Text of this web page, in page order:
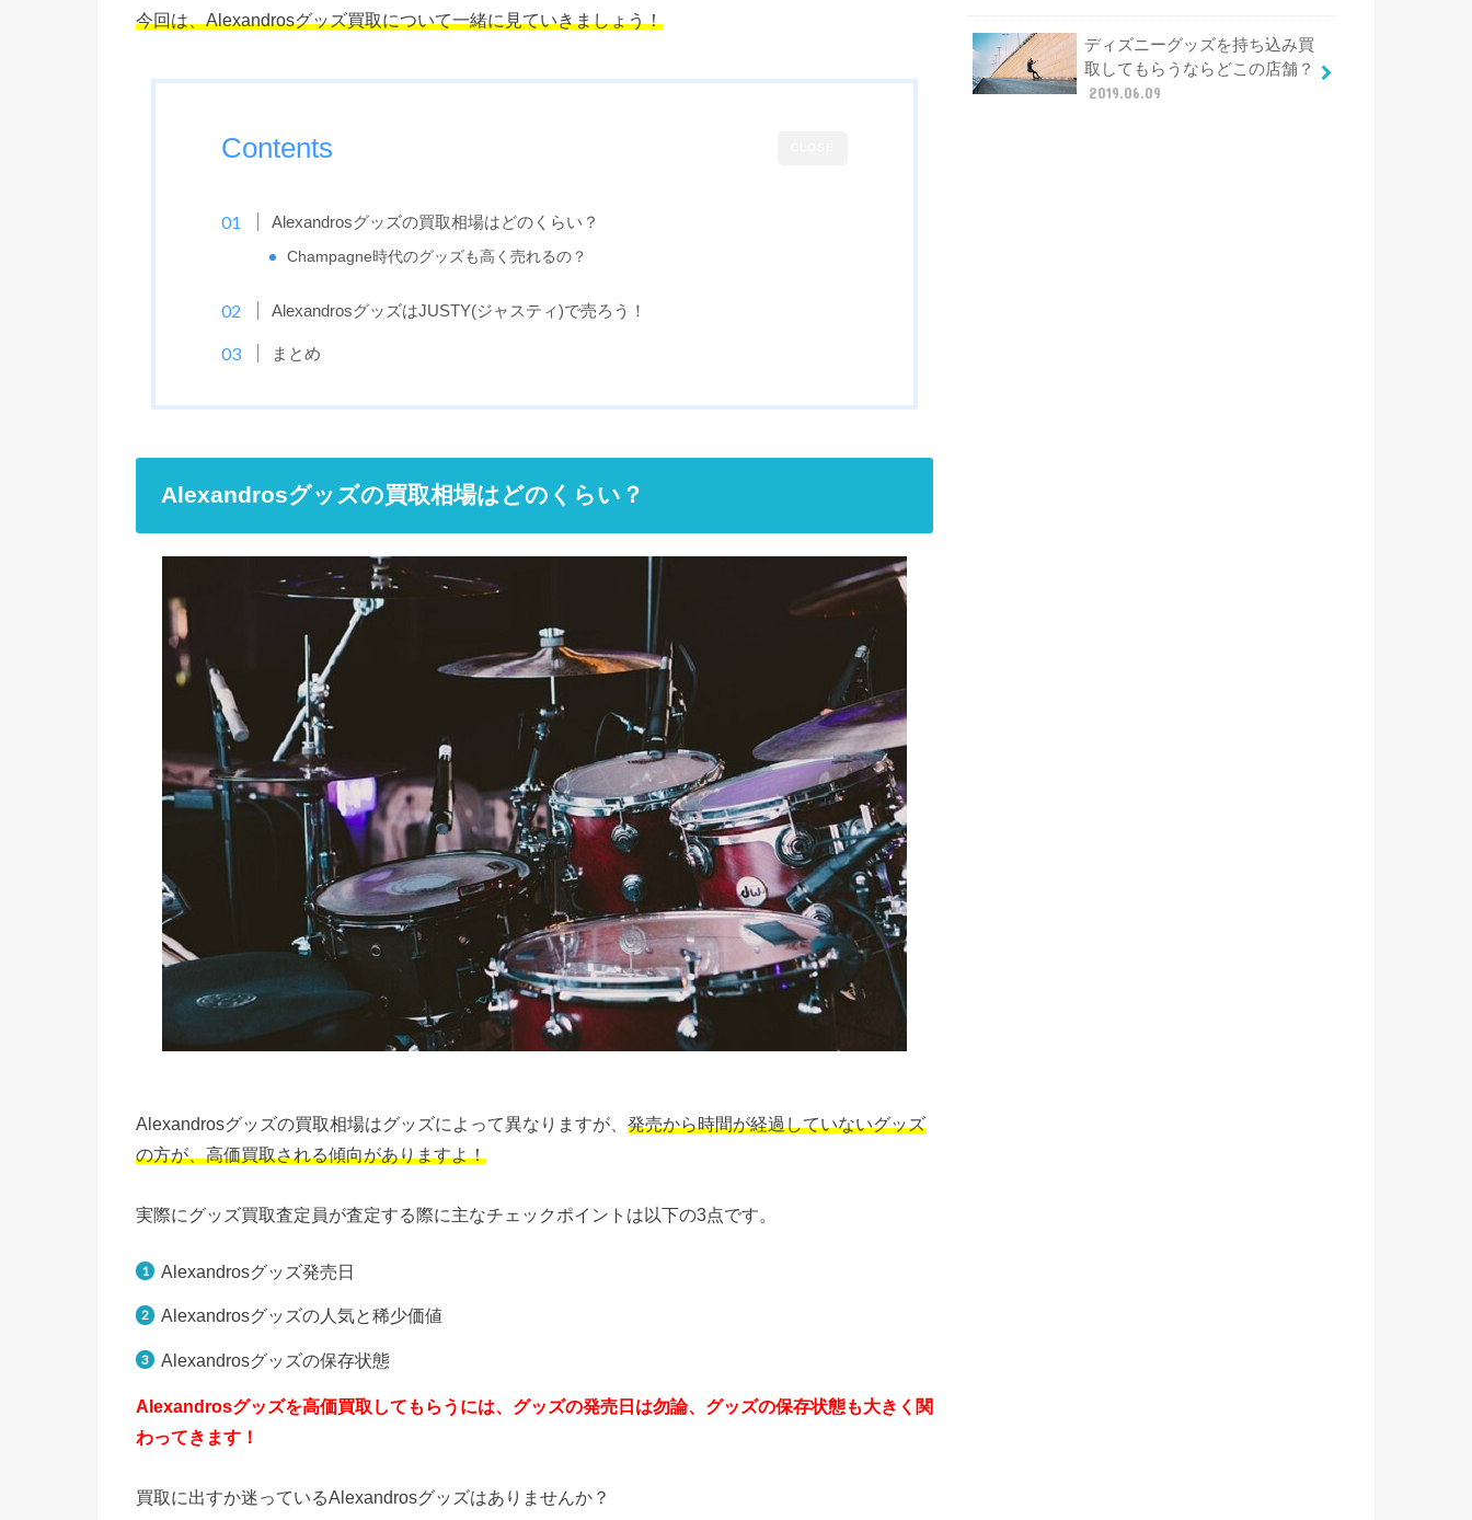
今回は、Alexandrosグッズ買取について一緒に見ていきましょう！
Contents
Alexandrosグッズの買取相場はどのくらい？
Champagne時代のグッズも高く売れるの？
AlexandrosグッズはJUSTY(ジャスティ)で売ろう！
まとめ
Alexandrosグッズの買取相場はどのくらい？
Alexandrosグッズの買取相場はグッズによって異なりますが、 発売から時間が経過していないグッズ
の方が、高価買取される傾向がありますよ！
実際にグッズ買取査定員が査定する際に主なチェックポイントは以下の3点です。
Alexandrosグッズ発売日
Alexandrosグッズの人気と稀少価値
Alexandrosグッズの保存状態
Alexandrosグッズを高価買取してもらうには、グッズの発売日は勿論、グッズの保存状態も大きく関
わってきます！
買取に出すか迷っているAlexandrosグッズはありませんか？
ディズニーグッズを持ち込み買
取してもらうならどこの店舗？
2019.06.09